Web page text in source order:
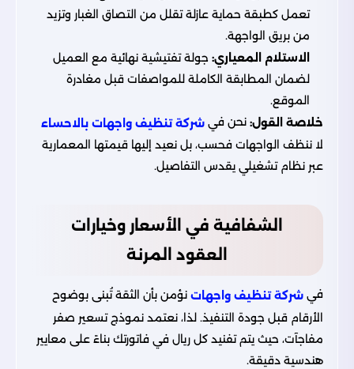
تعمل كطبقة حماية عازلة تقلل من التصاق الغبار وتزيد
من بريق الواجهة.
الاستلام المعياري: جولة تفتيشية نهائية مع العميل
لضمان المطابقة الكاملة للمواصفات قبل مغادرة
الموقع.
خلاصة القول: نحن في شركة تنظيف واجهات بالاحساء
لا ننظف الواجهات فحسب، بل نعيد إليها قيمتها المعمارية
عبر نظام تشغيلي يقدس التفاصيل.
الشفافية في الأسعار وخيارات
العقود المرنة
في شركة تنظيف واجهات نؤمن بأن الثقة تُبنى بوضوح
الأرقام قبل جودة التنفيذ. لذا، نعتمد نموذج تسعير صفر
مفاجآت، حيث يتم تفنيد كل ريال في فاتورتك بناءً على معايير
هندسية دقيقة.